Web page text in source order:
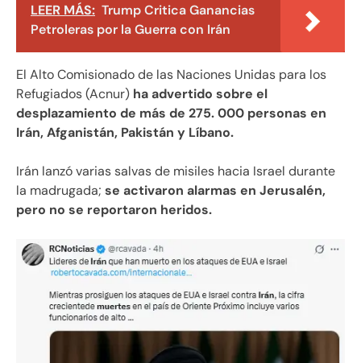
LEER MÁS: Trump Critica Ganancias
Petroleras por la Guerra con Irán
El Alto Comisionado de las Naciones Unidas para los
Refugiados (Acnur) ha advertido sobre el
desplazamiento de más de 275. 000 personas en
Irán, Afganistán, Pakistán y Líbano.
Irán lanzó varias salvas de misiles hacia Israel durante
la madrugada; se activaron alarmas en Jerusalén,
pero no se reportaron heridos.